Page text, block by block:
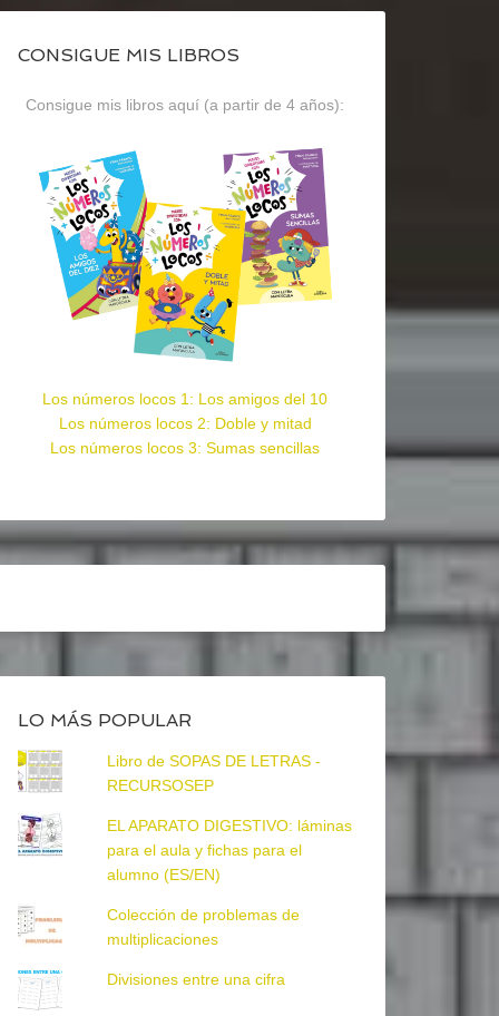
CONSIGUE MIS LIBROS
Consigue mis libros aquí (a partir de 4 años):
Los números locos 1: Los amigos del 10
Los números locos 2: Doble y mitad
Los números locos 3: Sumas sencillas
LO MÁS POPULAR
Libro de SOPAS DE LETRAS -
RECURSOSEP
EL APARATO DIGESTIVO: láminas
para el aula y fichas para el
alumno (ES/EN)
Colección de problemas de
multiplicaciones
Divisiones entre una cifra